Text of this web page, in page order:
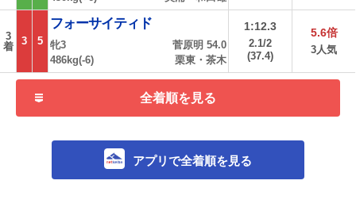
3
着
3 5
フォーサイティド
牝3
486kg(-6)
菅原明 54.0
栗東・茶木
1:12.3
2.1/2
(37.4)
5.6倍
3人気
全着順を見る
アプリで全着順を見る